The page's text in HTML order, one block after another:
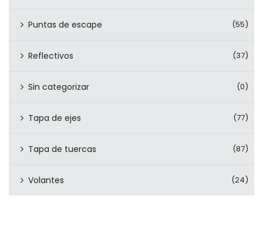
Puntas de escape (55)
Reflectivos (37)
Sin categorizar (0)
Tapa de ejes (77)
Tapa de tuercas (87)
Volantes (24)